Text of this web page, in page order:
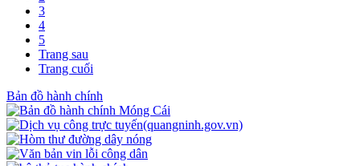
3
4
5
Trang sau
Trang cuối
Bản đồ hành chính